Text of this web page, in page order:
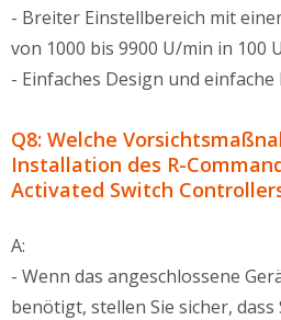
- Breiter Einstellbereich mit
von 1000 bis 9900 U/min in 100
- Einfaches Design und einfache
Q8: Welche
Installation des R-
Activated Switch
A:
- Wenn das angeschlossene
benötigt, stellen Sie sicher, dass